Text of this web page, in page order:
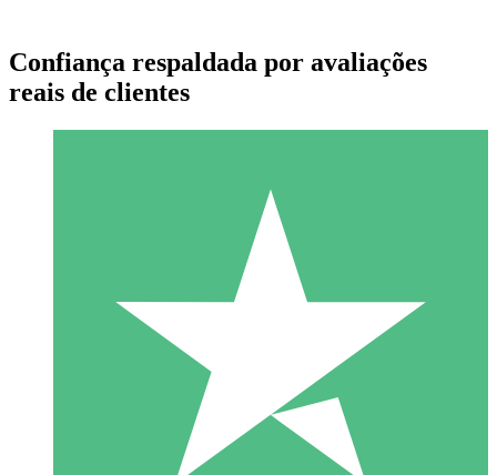
Pacotes de Créditos Individuais
Pague conforme o uso com créditos de download. Sem
1000
Confiança respaldada por avaliações
reais de clientes